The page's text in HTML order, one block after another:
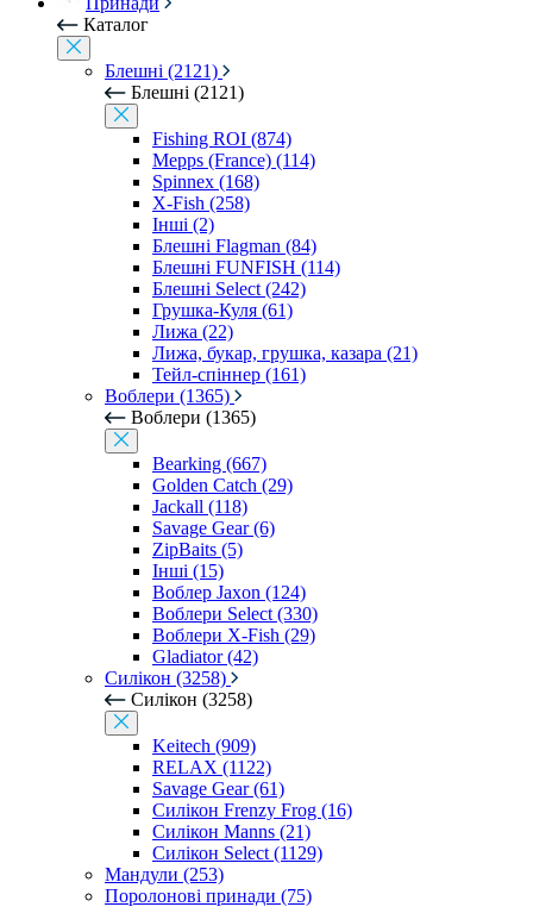
Каталог
Блешні (2121)
Блешні (2121)
Fishing ROI (874)
Mepps (France) (114)
Spinnex (168)
X-Fish (258)
Інші (2)
Блешні Flagman (84)
Блешні FUNFISH (114)
Блешні Select (242)
Грушка-Куля (61)
Лижа (22)
Лижа, букар, грушка, казара (21)
Тейл-спіннер (161)
Воблери (1365)
Воблери (1365)
Bearking (667)
Golden Catch (29)
Jackall (118)
Savage Gear (6)
ZipBaits (5)
Інші (15)
Воблер Jaxon (124)
Воблери Select (330)
Воблери X-Fish (29)
Gladiator (42)
Силікон (3258)
Силікон (3258)
Keitech (909)
RELAX (1122)
Savage Gear (61)
Силікон Frenzy Frog (16)
Силікон Manns (21)
Силікон Select (1129)
Мандули (253)
Поролонові принади (75)